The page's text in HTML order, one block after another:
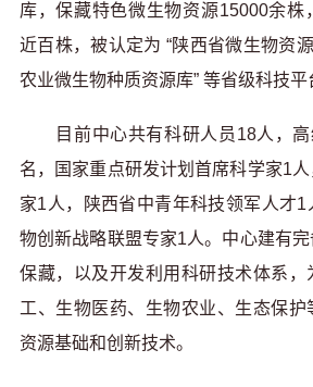
库，保藏特色微生物资源15000余株
近百株，被认定为 “陕西省微生物资
农业微生物种质资源库” 等省级科技平
目前中心共有科研人员18人，高
名，国家重点研发计划首席科学家1
家1人，陕西省中青年科技领军人才
物创新战略联盟专家1人。中心建有
保藏，以及开发利用科研技术体系，
工、生物医药、生物农业、生态保护
资源基础和创新技术。